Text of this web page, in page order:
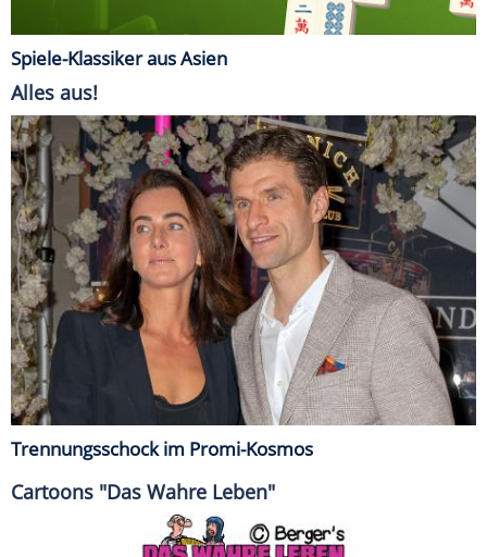
Spiele-Klassiker aus Asien
Alles aus!
Trennungsschock im Promi-Kosmos
Cartoons "Das Wahre Leben"